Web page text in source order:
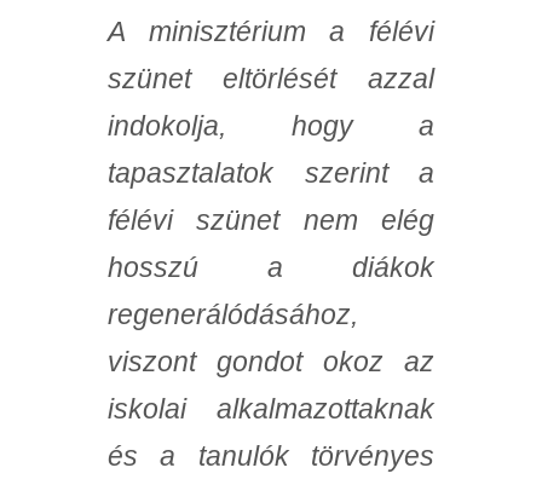
A minisztérium a félévi
szünet eltörlését azzal
indokolja, hogy a
tapasztalatok szerint a
félévi szünet nem elég
hosszú a diákok
regenerálódásához,
viszont gondot okoz az
iskolai alkalmazottaknak
és a tanulók törvényes